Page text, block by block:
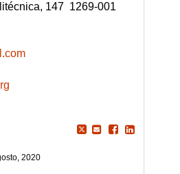
147 1269-001
2020